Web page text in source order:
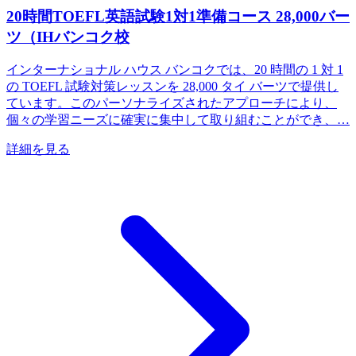
20時間TOEFL英語試験1対1準備コース 28,000バー
ツ（IHバンコク校
インターナショナル ハウス バンコクでは、20 時間の 1 対 1
の TOEFL 試験対策レッスンを 28,000 タイ バーツで提供し
ています。このパーソナライズされたアプローチにより、
個々の学習ニーズに確実に集中して取り組むことができ、…
詳細を見る